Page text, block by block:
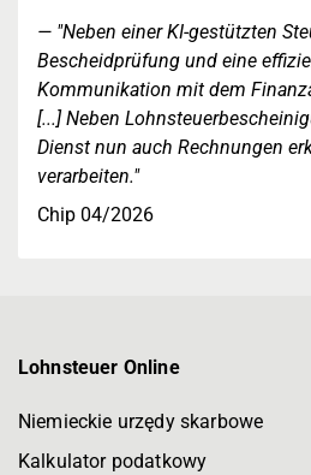
"Neben einer KI-gestützten
Bescheidprüfung und eine
Kommunikation mit dem
[...] Neben
Dienst nun auch Rechnungen
verarbeiten."
Chip 04/2026
Lohnsteuer Online
Niemieckie urzędy skarbowe
Kalkulator podatkowy